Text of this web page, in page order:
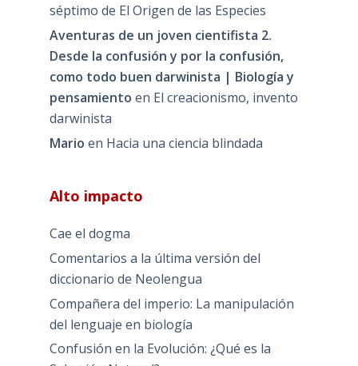
séptimo de El Origen de las Especies
Aventuras de un joven cientifista 2.
Desde la confusión y por la confusión,
como todo buen darwinista | Biología y
pensamiento en El creacionismo, invento
darwinista
Mario en Hacia una ciencia blindada
Alto impacto
Cae el dogma
Comentarios a la última versión del
diccionario de Neolengua
Compañera del imperio: La manipulación
del lenguaje en biología
Confusión en la Evolución: ¿Qué es la